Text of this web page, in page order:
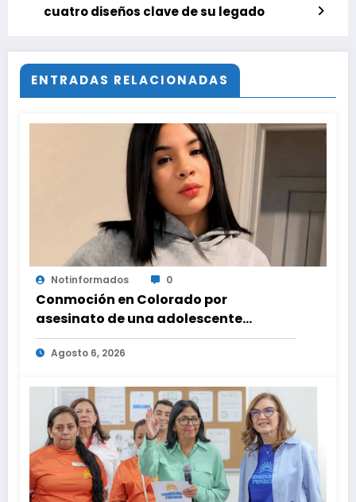
cuatro diseños clave de su legado
ENTRADAS RELACIONADAS
Notinformados 0
Conmoción en Colorado por
asesinato de una adolescente
venezolana en reunión con amigos
Agosto 6, 2026